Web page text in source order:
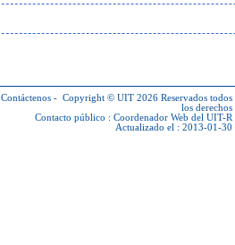
Contáctenos - Copyright © UIT 2026 Reservados todos
los derechos
Contacto público : Coordenador Web del UIT-R
Actualizado el : 2013-01-30